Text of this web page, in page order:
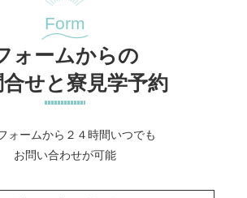
Form
ォームからの
合せと寮見学予約
ォームから２４時間いつでも
お問い合わせが可能